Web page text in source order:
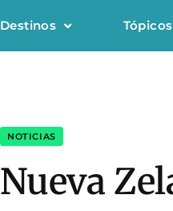
Destinos Tópicos
NOTICIAS
Nueva